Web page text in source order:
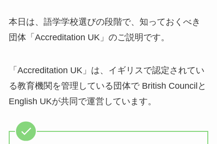
本日は、語学学校選びの段階で、知っておくべき
団体「Accreditation UK」のご説明です。
「Accreditation UK」は、イギリスで認定されてい
る教育機関を管理している団体で British Councilと
English UKが共同で運営しています。